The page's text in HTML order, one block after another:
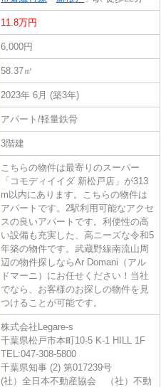
11.8万円
6,000円
58.37㎡
2023年 6月 (築3年)
アパート/軽量鉄骨
3階建
こちらの物件は最寄りのスーパー
「コモディイイダ 新松戸店」が313
m以内にあります。こちらの物件は
アパートです。2駅利用可能なアクセ
スの良いアパートです。利便性の高
い設備も充実した、高ニーズな令和5
年築の物件です。武蔵野線南流山周
辺の物件探しならAr Domani（アル
ドマーニ）にお任せください！当社
でなら、お客様のお探しの物件を見
つけることが可能です。
株式会社Legare-s
千葉県松戸市本町10-5 K-1 HILL 1F
TEL:047-308-5800
千葉県知事 (2) 第017239号
(社）全日本不動産協会 （社）不動